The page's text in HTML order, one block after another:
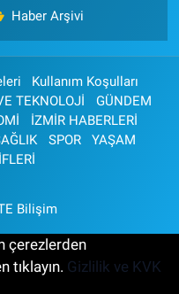
Haber Arşivi
Kullanım Koşulları
TEKNOLOJİ
GÜNDEM
İZMİR HABERLERİ
SPOR
YAŞAM
Bilişim
çerezlerden
tıklayın. Gizlilik ve KVK